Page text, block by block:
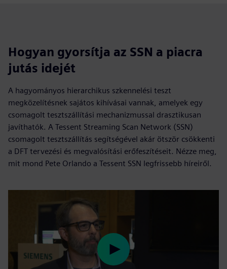
Hogyan gyorsítja az SSN a piacra
jutás idejét
A hagyományos hierarchikus szkennelési teszt
megközelítésnek sajátos kihívásai vannak, amelyek egy
csomagolt tesztszállítási mechanizmussal drasztikusan
javíthatók. A Tessent Streaming Scan Network (SSN)
csomagolt tesztszállítás segítségével akár ötször csökkenti
a DFT tervezési és megvalósítási erőfeszítéseit. Nézze meg,
mit mond Pete Orlando a Tessent SSN legfrissebb híreiről.
Play